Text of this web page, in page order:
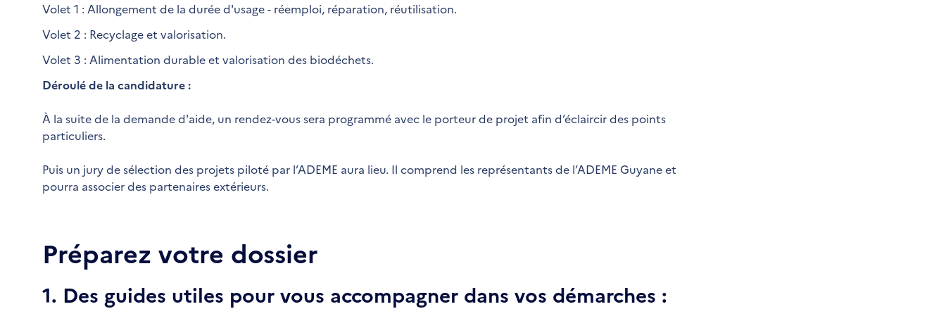
Volet 1 : Allongement de la durée d'usage - réemploi, réparation, réutilisation.
Volet 2 : Recyclage et valorisation.
Volet 3 : Alimentation durable et valorisation des biodéchets.
Déroulé de la candidature :
À la suite de la demande d'aide, un rendez-vous sera programmé avec le porteur de projet afin d’éclaircir des points
particuliers.
Puis un jury de sélection des projets piloté par l’ADEME aura lieu. Il comprend les représentants de l’ADEME Guyane et
pourra associer des partenaires extérieurs.
Préparez votre dossier
1. Des guides utiles pour vous accompagner dans vos démarches :